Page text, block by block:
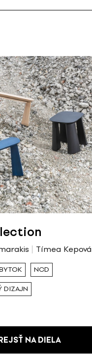
Tímea Kepová
NCD
DIZAJN
NA DIELA